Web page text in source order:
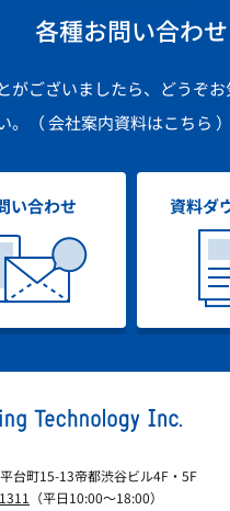
各種お問い合わせ
がございましたら、どうぞ
（ 会社案内資料はこちら ）
い合わせ 資料ダ
台町15-13帝都渋谷ビル4F・5F
（平日10:00～18:00）